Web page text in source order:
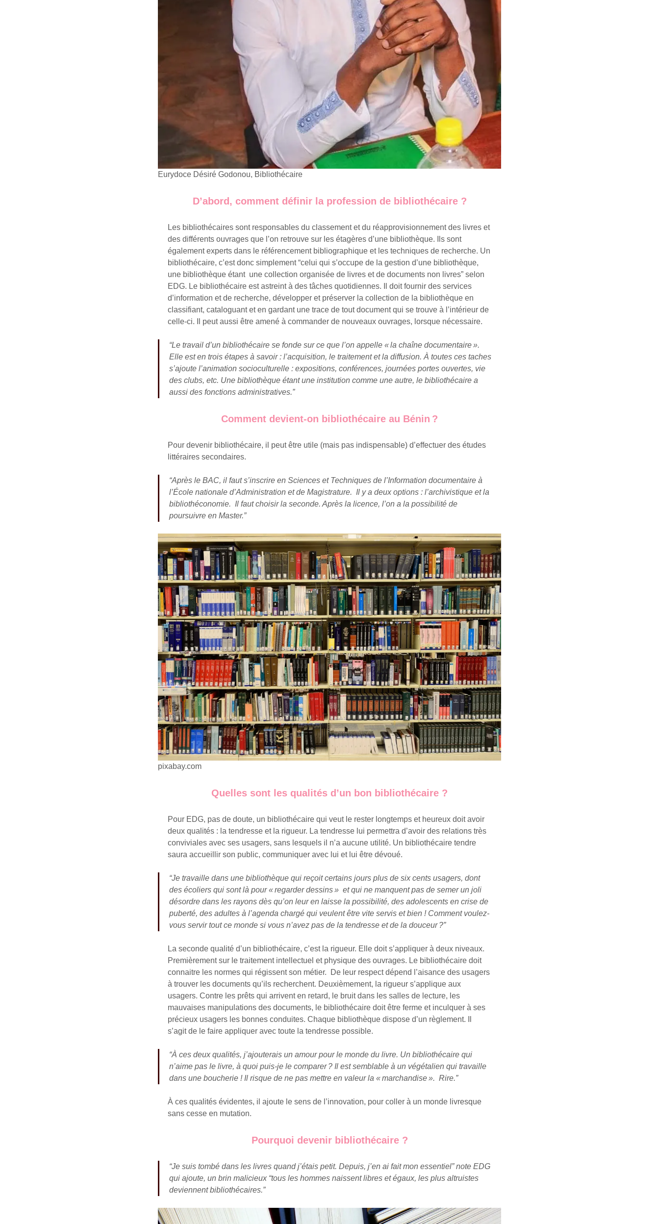
Eurydoce Désiré Godonou, Bibliothécaire
D’abord, comment définir la profession de bibliothécaire ?
Les bibliothécaires sont responsables du classement et du réapprovisionnement des livres et
des différents ouvrages que l’on retrouve sur les étagères d’une bibliothèque. Ils sont
également experts dans le référencement bibliographique et les techniques de recherche. Un
bibliothécaire, c’est donc simplement “celui qui s’occupe de la gestion d’une bibliothèque,
une bibliothèque étant une collection organisée de livres et de documents non livres” selon
EDG. Le bibliothécaire est astreint à des tâches quotidiennes. Il doit fournir des services
d’information et de recherche, développer et préserver la collection de la bibliothèque en
classifiant, cataloguant et en gardant une trace de tout document qui se trouve à l’intérieur de
celle-ci. Il peut aussi être amené à commander de nouveaux ouvrages, lorsque nécessaire.
“Le travail d’un bibliothécaire se fonde sur ce que l’on appelle « la chaîne documentaire ».
Elle est en trois étapes à savoir : l’acquisition, le traitement et la diffusion. À toutes ces taches
s’ajoute l’animation socioculturelle : expositions, conférences, journées portes ouvertes, vie
des clubs, etc. Une bibliothèque étant une institution comme une autre, le bibliothécaire a
aussi des fonctions administratives.”
Comment devient-on bibliothécaire au Bénin ?
Pour devenir bibliothécaire, il peut être utile (mais pas indispensable) d’effectuer des études
littéraires secondaires.
“Après le BAC, il faut s’inscrire en Sciences et Techniques de l’Information documentaire à
l’École nationale d’Administration et de Magistrature. Il y a deux options : l’archivistique et la
bibliothéconomie. Il faut choisir la seconde. Après la licence, l’on a la possibilité de
poursuivre en Master.”
pixabay.com
Quelles sont les qualités d’un bon bibliothécaire ?
Pour EDG, pas de doute, un bibliothécaire qui veut le rester longtemps et heureux doit avoir
deux qualités : la tendresse et la rigueur. La tendresse lui permettra d’avoir des relations très
conviviales avec ses usagers, sans lesquels il n’a aucune utilité. Un bibliothécaire tendre
saura accueillir son public, communiquer avec lui et lui être dévoué.
“Je travaille dans une bibliothèque qui reçoit certains jours plus de six cents usagers, dont
des écoliers qui sont là pour « regarder dessins » et qui ne manquent pas de semer un joli
désordre dans les rayons dès qu’on leur en laisse la possibilité, des adolescents en crise de
puberté, des adultes à l’agenda chargé qui veulent être vite servis et bien ! Comment voulez-
vous servir tout ce monde si vous n’avez pas de la tendresse et de la douceur ?”
La seconde qualité d’un bibliothécaire, c’est la rigueur. Elle doit s’appliquer à deux niveaux.
Premièrement sur le traitement intellectuel et physique des ouvrages. Le bibliothécaire doit
connaitre les normes qui régissent son métier. De leur respect dépend l’aisance des usagers
à trouver les documents qu’ils recherchent. Deuxièmement, la rigueur s’applique aux
usagers. Contre les prêts qui arrivent en retard, le bruit dans les salles de lecture, les
mauvaises manipulations des documents, le bibliothécaire doit être ferme et inculquer à ses
précieux usagers les bonnes conduites. Chaque bibliothèque dispose d’un règlement. Il
s’agit de le faire appliquer avec toute la tendresse possible.
“À ces deux qualités, j’ajouterais un amour pour le monde du livre. Un bibliothécaire qui
n’aime pas le livre, à quoi puis-je le comparer ? Il est semblable à un végétalien qui travaille
dans une boucherie ! Il risque de ne pas mettre en valeur la « marchandise ». Rire.”
À ces qualités évidentes, il ajoute le sens de l’innovation, pour coller à un monde livresque
sans cesse en mutation.
Pourquoi devenir bibliothécaire ?
“Je suis tombé dans les livres quand j’étais petit. Depuis, j’en ai fait mon essentiel” note EDG
qui ajoute, un brin malicieux “tous les hommes naissent libres et égaux, les plus altruistes
deviennent bibliothécaires.”